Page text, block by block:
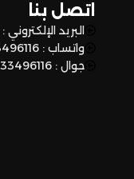
اتصل بنا
البريد الإلكتروني : info@manzl.sa
واتساب : 0533496116
جوال : 0533496116